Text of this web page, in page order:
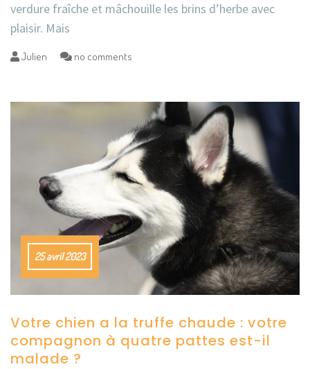
verdure fraîche et mâchouille les brins d’herbe avec
plaisir. Mais
Julien no comments
25 avril 2023
Votre chien a la truffe chaude : votre
compagnon à quatre pattes est-il
malade ?